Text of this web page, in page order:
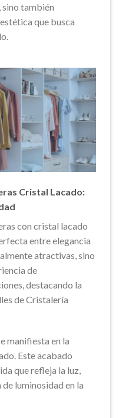
también
que busca
Cristal Lacado:
con cristal lacado
entre elegancia
atractivas, sino
de
destacando la
de Cristalería
manifiesta en la
Este acabado
que refleja la luz,
luminosidad en la